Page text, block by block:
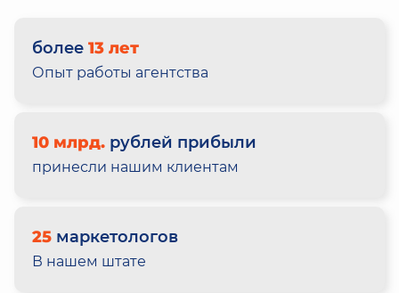
более 13 лет
Опыт работы агентства
10 млрд. рублей прибыли
принесли нашим клиентам
25 маркетологов
В нашем штате